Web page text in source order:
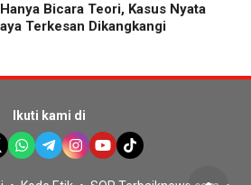
Bicara Teori, Kasus Nyata
Terkesan Dikangkangi
Ikuti kami di